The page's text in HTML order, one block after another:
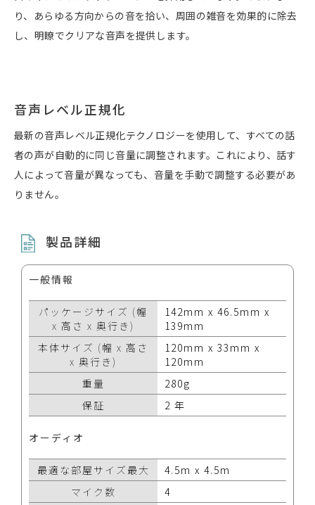
り、あらゆる方向からの音を拾い、周囲の雑音を効果的に除去
し、明瞭でクリアな音声を提供します。
音声レベル正規化
最新の音声レベル正規化テクノロジーを使用して、すべての話
者の声が自動的に同じ音量に調整されます。これにより、話す
人によって音量が異なっても、音量を手動で調整する必要があ
りません。
製品詳細
一般情報
パッケージサイズ (幅
x 高さ x 奥行き)
142mm x 46.5mm x
139mm
本体サイズ (幅 x 高さ
x 奥行き)
120mm x 33mm x
120mm
重量
280g
保証
2 年
オーディオ
最適な部屋サイズ最大
4.5m x 4.5m
マイク数
4